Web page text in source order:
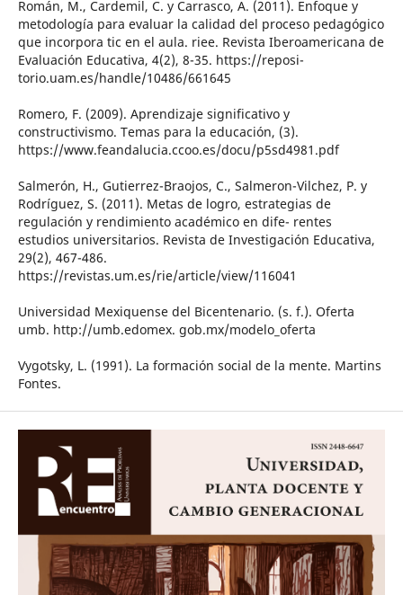
Román, M., Cardemil, C. y Carrasco, A. (2011). Enfoque y
metodología para evaluar la calidad del proceso pedagógico
que incorpora tic en el aula. riee. Revista Iberoamericana de
Evaluación Educativa, 4(2), 8-35. https://reposi-
torio.uam.es/handle/10486/661645
Romero, F. (2009). Aprendizaje significativo y
constructivismo. Temas para la educación, (3).
https://www.feandalucia.ccoo.es/docu/p5sd4981.pdf
Salmerón, H., Gutierrez-Braojos, C., Salmeron-Vilchez, P. y
Rodríguez, S. (2011). Metas de logro, estrategias de
regulación y rendimiento académico en dife- rentes
estudios universitarios. Revista de Investigación Educativa,
29(2), 467-486.
https://revistas.um.es/rie/article/view/116041
Universidad Mexiquense del Bicentenario. (s. f.). Oferta
umb. http://umb.edomex. gob.mx/modelo_oferta
Vygotsky, L. (1991). La formación social de la mente. Martins
Fontes.